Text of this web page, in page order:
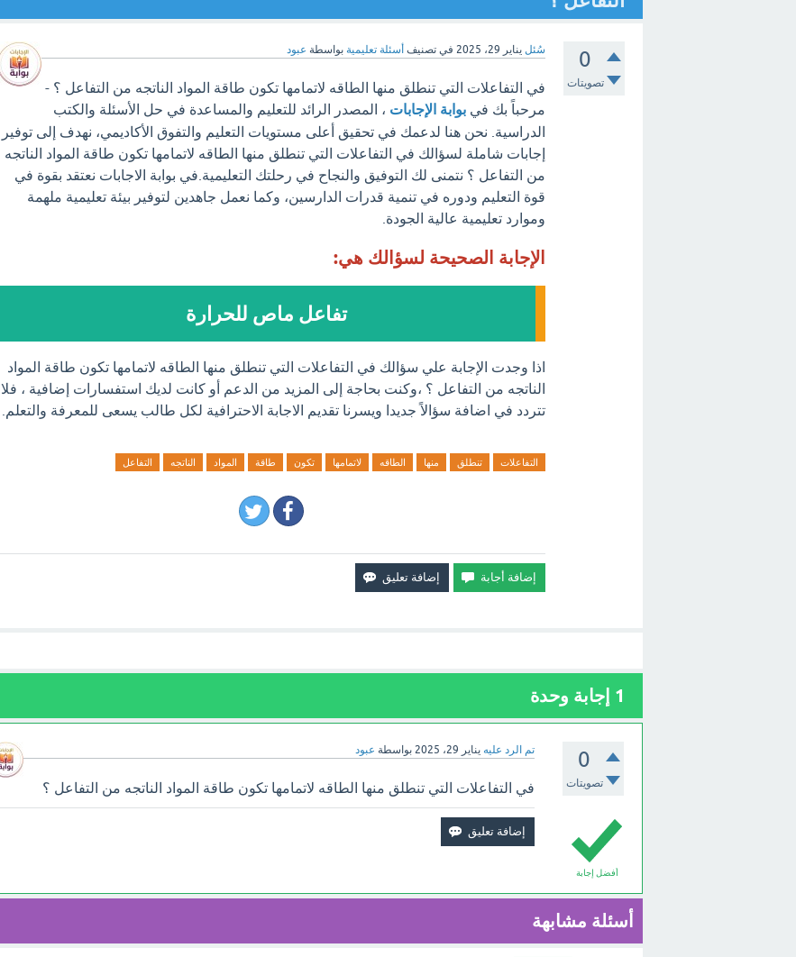
0
تصويتات
سُئل يناير 29، 2025 في تصنيف أسئلة تعليمية بواسطة عبود
في التفاعلات التي تنطلق منها الطاقه لاتمامها تكون طاقة المواد الناتجه من التفاعل ؟ -
مرحباً بك في بوابة الإجابات ، المصدر الرائد للتعليم والمساعدة في حل الأسئلة والكتب
الدراسية. نحن هنا لدعمك في تحقيق أعلى مستويات التعليم والتفوق الأكاديمي، نهدف إلى توفير
إجابات شاملة لسؤالك في التفاعلات التي تنطلق منها الطاقه لاتمامها تكون طاقة المواد الناتجه
من التفاعل ؟ نتمنى لك التوفيق والنجاح في رحلتك التعليمية.في بوابة الاجابات نعتقد بقوة في
قوة التعليم ودوره في تنمية قدرات الدارسين، وكما نعمل جاهدين لتوفير بيئة تعليمية ملهمة
وموارد تعليمية عالية الجودة.
الإجابة الصحيحة لسؤالك هي:
تفاعل ماص للحرارة
اذا وجدت الإجابة علي سؤالك في التفاعلات التي تنطلق منها الطاقه لاتمامها تكون طاقة المواد
الناتجه من التفاعل ؟ ،وكنت بحاجة إلى المزيد من الدعم أو كانت لديك استفسارات إضافية ، فلا
تتردد في اضافة سؤالاً جديدا ويسرنا تقديم الاجابة الاحترافية لكل طالب يسعى للمعرفة والتعلم.
التفاعلات تنطلق منها الطاقه لاتمامها تكون طاقة المواد الناتجه التفاعل
1 إجابة وحدة
0
تصويتات
تم الرد عليه يناير 29، 2025 بواسطة عبود
أفضل إجابة
في التفاعلات التي تنطلق منها الطاقه لاتمامها تكون طاقة المواد الناتجه من التفاعل ؟
أسئلة مشابهة